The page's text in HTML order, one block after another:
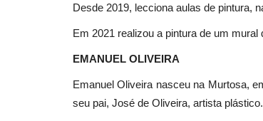
Desde 2019, lecciona aulas de pintura,
Em 2021 realizou a pintura de um
EMANUEL OLIVEIRA
Emanuel Oliveira nasceu na Murtosa,
seu pai, José de Oliveira, artista plástico.